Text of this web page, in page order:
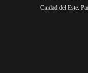
Ciudad del Este.